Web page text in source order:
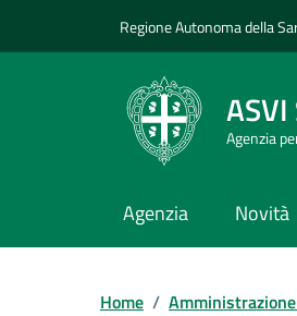
Regione Autonoma della
Agenzia
Agenzia Novità
Home /